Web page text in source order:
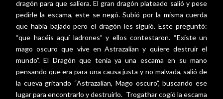
dragón para que saliera. El gran dragón plateado salió y pese
pedirle la escama, este se negó. Subió por la misma cuerda
que había bajado pero el dragón les siguió. Este preguntó:
“que hacéis aquí ladrones” y ellos contestaron. “Existe un
mago oscuro que vive en Astrazalian y quiere destruir el
mundo”. El Dragón que tenía ya una escama en su mano
pensando que era para una causa justa y no malvada, salió de
la cueva gritando “Astrazalian, Mago oscuro”, buscando ese
lugar para encontrarlo y destruirlo. Trogathar cogió la escama